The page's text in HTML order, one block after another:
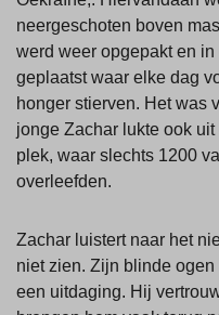
neergeschoten boven
werd weer opgepakt en
geplaatst waar elke dag
honger stierven. Het was
jonge Zachar lukte ook
plek, waar slechts 1200
overleefden.
Zachar luistert naar het
niet zien. Zijn blinde
een uitdaging. Hij